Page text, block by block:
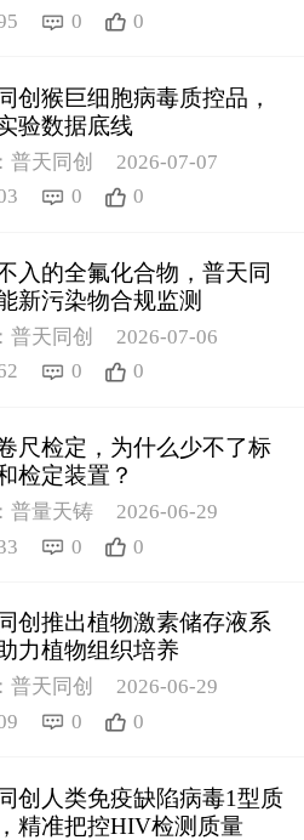
0 0
创猴巨细胞病毒质控品，
验数据底线
普天同创
2026-07-07
0 0
入的全氟化合物，普天同
新污染物合规监测
普天同创
2026-07-06
0 0
尺检定，为什么少不了标
检定装置？
普量天铸
2026-06-29
0 0
创推出植物激素储存液系
力植物组织培养
普天同创
2026-06-29
0 0
创人类免疫缺陷病毒1型质
精准把控HIV检测质量